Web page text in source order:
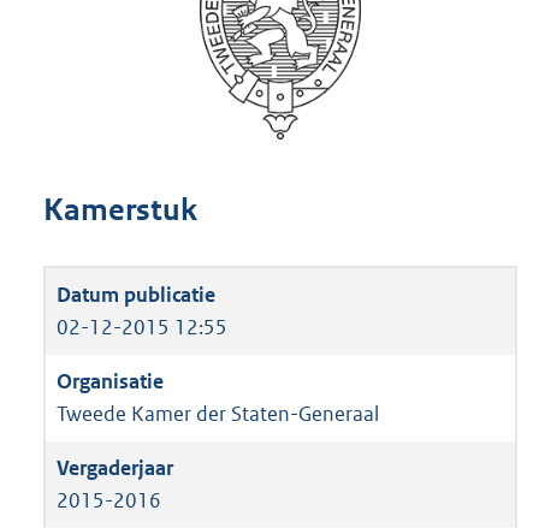
Kamerstuk
02-12-2015 12:55
Tweede Kamer der Staten-Generaal
2015-2016